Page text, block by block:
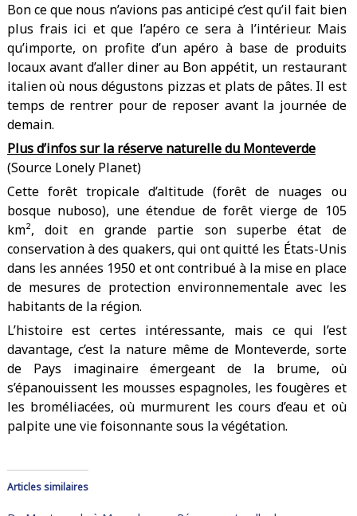
Bon ce que nous n’avions pas anticipé c’est qu’il fait bien
plus frais ici et que l’apéro ce sera à l’intérieur. Mais
qu’importe, on profite d’un apéro à base de produits
locaux avant d’aller diner au Bon appétit, un restaurant
italien où nous dégustons pizzas et plats de pâtes. Il est
temps de rentrer pour de reposer avant la journée de
demain.
Plus d’infos sur la réserve naturelle du Monteverde
(Source Lonely Planet)
Cette forêt tropicale d’altitude (forêt de nuages ou
bosque nuboso), une étendue de forêt vierge de 105
km², doit en grande partie son superbe état de
conservation à des quakers, qui ont quitté les États-Unis
dans les années 1950 et ont contribué à la mise en place
de mesures de protection environnementale avec les
habitants de la région.
L’histoire est certes intéressante, mais ce qui l’est
davantage, c’est la nature même de Monteverde, sorte
de Pays imaginaire émergeant de la brume, où
s’épanouissent les mousses espagnoles, les fougères et
les broméliacées, où murmurent les cours d’eau et où
palpite une vie foisonnante sous la végétation.
Articles similaires